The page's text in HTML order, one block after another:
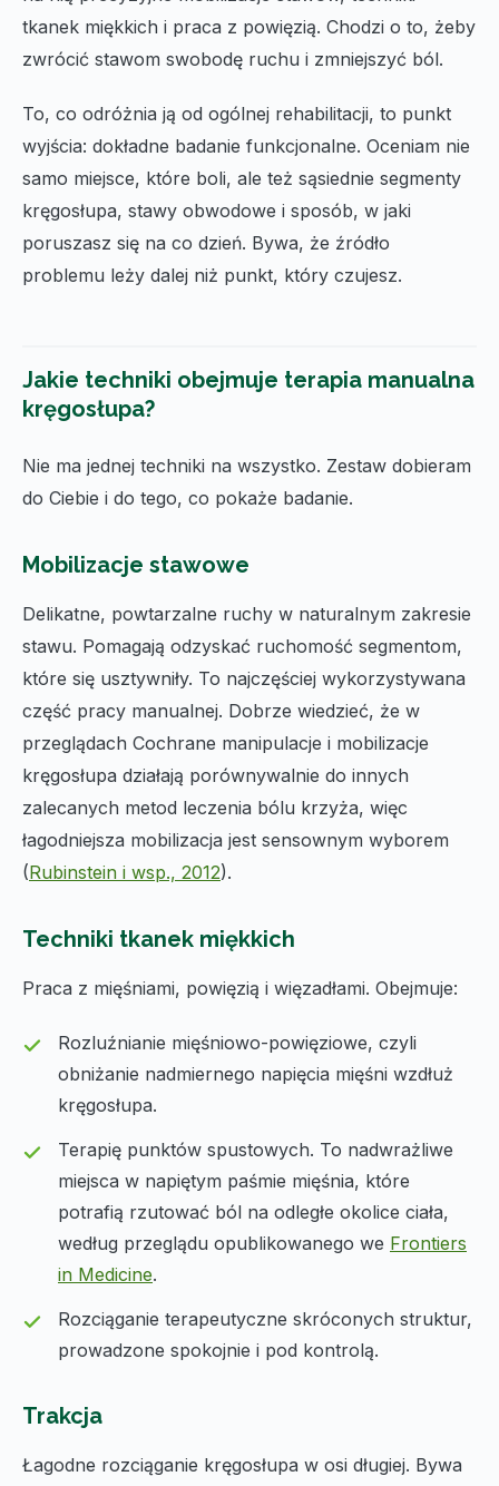
tkanek miękkich i praca z powięzią. Chodzi o to, żeby
zwrócić stawom swobodę ruchu i zmniejszyć ból.
To, co odróżnia ją od ogólnej rehabilitacji, to punkt
wyjścia: dokładne badanie funkcjonalne. Oceniam nie
samo miejsce, które boli, ale też sąsiednie segmenty
kręgosłupa, stawy obwodowe i sposób, w jaki
poruszasz się na co dzień. Bywa, że źródło
problemu leży dalej niż punkt, który czujesz.
Jakie techniki obejmuje terapia manualna
kręgosłupa?
Nie ma jednej techniki na wszystko. Zestaw dobieram
do Ciebie i do tego, co pokaże badanie.
Mobilizacje stawowe
Delikatne, powtarzalne ruchy w naturalnym zakresie
stawu. Pomagają odzyskać ruchomość segmentom,
które się usztywniły. To najczęściej wykorzystywana
część pracy manualnej. Dobrze wiedzieć, że w
przeglądach Cochrane manipulacje i mobilizacje
kręgosłupa działają porównywalnie do innych
zalecanych metod leczenia bólu krzyża, więc
łagodniejsza mobilizacja jest sensownym wyborem
(Rubinstein i wsp., 2012).
Techniki tkanek miękkich
Praca z mięśniami, powięzią i więzadłami. Obejmuje:
Rozluźnianie mięśniowo-powięziowe, czyli
obniżanie nadmiernego napięcia mięśni wzdłuż
kręgosłupa.
Terapię punktów spustowych. To nadwrażliwe
miejsca w napiętym paśmie mięśnia, które
potrafią rzutować ból na odległe okolice ciała,
według przeglądu opublikowanego we Frontiers
in Medicine.
Rozciąganie terapeutyczne skróconych struktur,
prowadzone spokojnie i pod kontrolą.
Trakcja
Łagodne rozciąganie kręgosłupa w osi długiej. Bywa